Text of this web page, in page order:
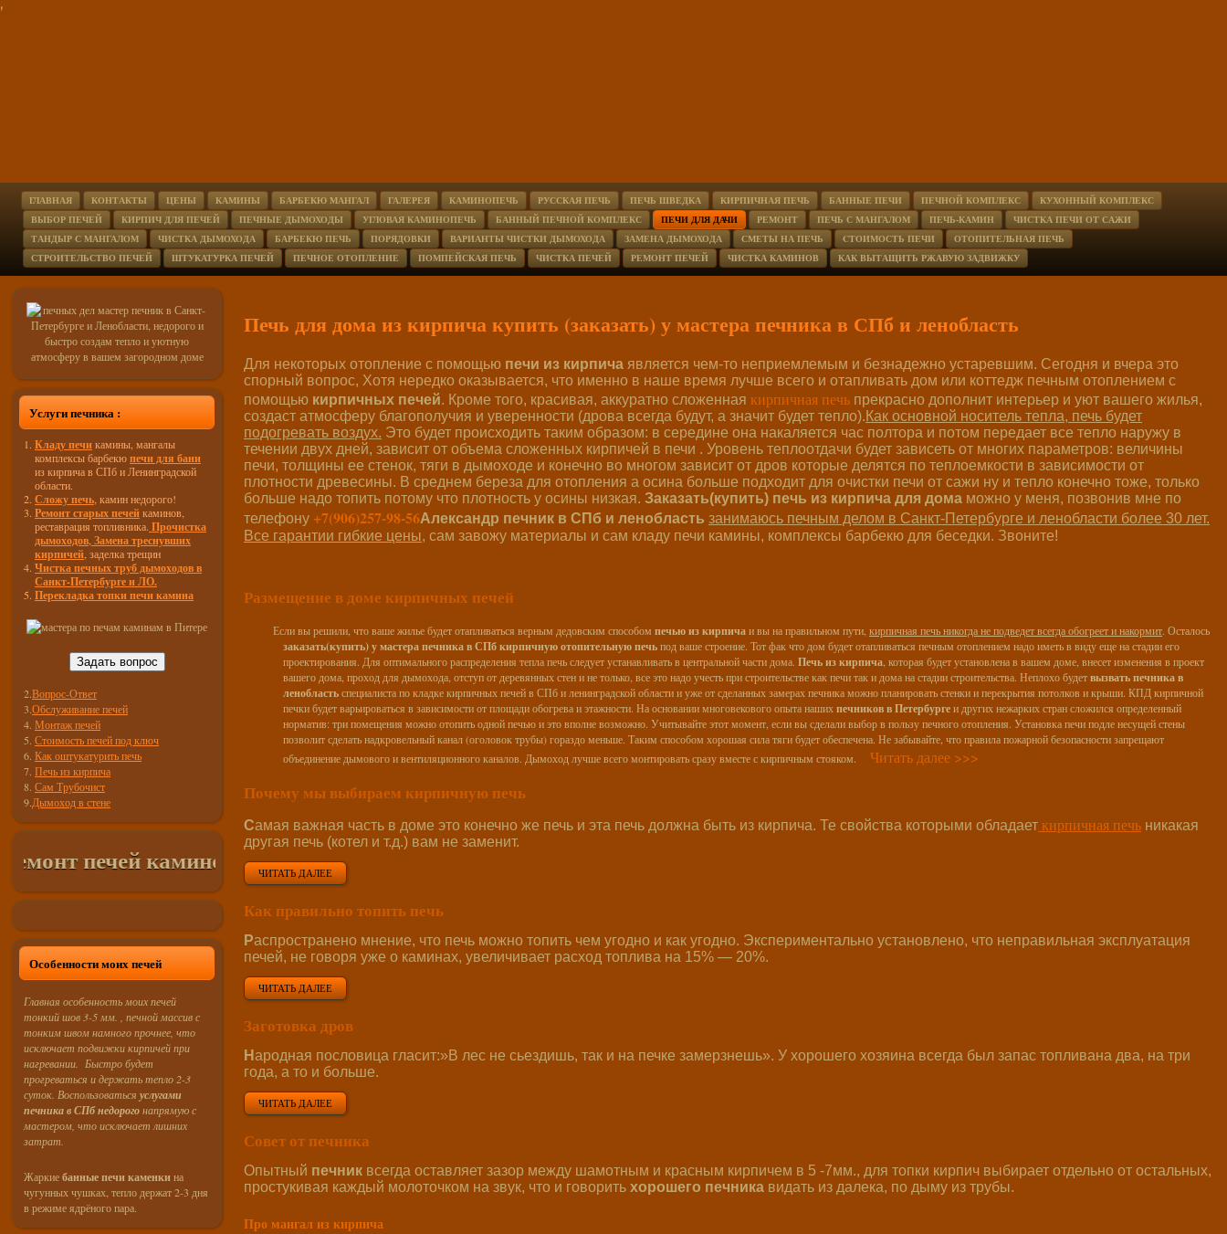
'
ГЛАВНАЯ КОНТАКТЫ ЦЕНЫ КАМИНЫ БАРБЕКЮ МАНГАЛ ГАЛЕРЕЯ КАМИНОПЕЧЬ РУССКАЯ ПЕЧЬ ПЕЧЬ ШВЕДКА КИРПИЧНАЯ ПЕЧЬ БАННЫЕ ПЕЧИ ПЕЧНОЙ КОМПЛЕКС
КУХОННЫЙ КОМПЛЕКС
ВЫБОР ПЕЧЕЙ
КИРПИЧ ДЛЯ ПЕЧЕЙ ПЕЧНЫЕ ДЫМОХОДЫ УГЛОВАЯ КАМИНОПЕЧЬ БАННЫЙ ПЕЧНОЙ КОМПЛЕКС ПЕЧИ ДЛЯ ДАЧИ РЕМОНТ ПЕЧЬ С МАНГАЛОМ ПЕЧЬ-КАМИН
ЧИСТКА ПЕЧИ ОТ САЖИ
ТАНДЫР С МАНГАЛОМ
ЧИСТКА ДЫМОХОДА БАРБЕКЮ ПЕЧЬ ПОРЯДОВКИ ВАРИАНТЫ ЧИСТКИ ДЫМОХОДА ЗАМЕНА ДЫМОХОДА СМЕТЫ НА ПЕЧЬ CТОИМОСТЬ ПЕЧИ
ОТОПИТЕЛЬНАЯ ПЕЧЬ
СТРОИТЕЛЬСТВО ПЕЧЕЙ
ШТУКАТУРКА ПЕЧЕЙ ПЕЧНОЕ ОТОПЛЕНИЕ ПОМПЕЙСКАЯ ПЕЧЬ ЧИСТКА ПЕЧЕЙ РЕМОНТ ПЕЧЕЙ ЧИСТКА КАМИНОВ КАК ВЫТАЩИТЬ РЖАВУЮ ЗАДВИЖКУ
Услуги печника :
Кладу печикамины, мангалы
комплексы барбекюпечи для бани
из кирпича в СПб и Ленинградской
области.
Сложу печь , камин недорого!
Ремонт старых печейкаминов,
реставрация топливника. Прочистка
дымоходов Замена треснувших
кирпичей , заделка трещин
Чистка печных труб дымоходов в
Санкт-Петербурге и ЛО.
Перекладка топки печи камина
Задать вопрос
2.Вопрос-Ответ
3.Обслуживание печей
4. Монтаж печей
5. Стоимость печей под ключ
6. Как оштукатурить печь
7. Печь из кирпича
8. Сам Трубочист
9.Дымоход в стене
печей каминов в СПб и Лен. Области
Особенности моих печей
Главная особенность моих печей
тонкий шов 3-5 мм. , печной массив с
тонким швом намного прочнее, что
исключает подвижки кирпичей при
нагревании. Быстро будет
прогреваться и держать тепло 2-3
суток. Воспользоваться услугами
печника в СПб недорогонапрямую с
мастером, что исключает лишних
затрат.
Жаркиебанные печи каменкина
чугунных чушках, тепло держат 2-3 дня
в режиме ядрёного пара.
Печь для дома из кирпича купить (заказать) у мастера печника в СПб и ленобласть
Для некоторых отопление с помощью печи из кирпича является чем-то неприемлемым и безнадежно устаревшим. Сегодня и вчера это
спорный вопрос, Хотя нередко оказывается, что именно в наше время лучше всего и отапливать дом или коттедж печным отоплением с
помощью кирпичных печей. Кроме того, красивая, аккуратно сложенная кирпичная печь прекрасно дополнит интерьер и уют вашего жилья,
создаст атмосферу благополучия и уверенности (дрова всегда будут, а значит будет тепло). Как основной носитель тепла, печь будет
подогревать воздух. Это будет происходить таким образом: в середине она накаляется час полтора и потом передает все тепло наружу в
течении двух дней, зависит от объема сложенных кирпичей в печи . Уровень теплоотдачи будет зависеть от многих параметров: величины
печи, толщины ее стенок, тяги в дымоходе и конечно во многом зависит от дров которые делятся по теплоемкости в зависимости от
плотности древесины. В среднем береза для отопления а осина больше подходит для очистки печи от сажи ну и тепло конечно тоже, только
больше надо топить потому что плотность у осины низкая. Заказать(купить) печь из кирпича для дома можно у меня, позвонив мне по
телефону +7(906)257-98-56Александр печник в СПб и ленобласть занимаюсь печным делом в Санкт-Петербурге и ленобласти более 30 лет.
Все гарантии гибкие цены, сам завожу материалы и сам кладу печи камины, комплексы барбекю для беседки. Звоните!
Размещение в доме кирпичных печей
Если вы решили, что ваше жилье будет отапливаться верным дедовским способом печью из кирпичаи вы на правильном пути, кирпичная печь никогда не подведет всегда обогреет и накормит. Осталось
заказать(купить) у мастера печника в СПб кирпичную отопительную печьпод ваше строение. Тот фак что дом будет отапливаться печным отоплением надо иметь в виду еще на стадии его
проектирования. Для оптимального распределения тепла печь следует устанавливать в центральной части дома. Печь из кирпича , которая будет установлена в вашем доме, внесет изменения в проект
вашего дома, проход для дымохода, отступ от деревянных стен и не только, все это надо учесть при строительстве как печи так и дома на стадии строительства. Неплохо будетвызвать печника в
ленобластьспециалиста по кладке кирпичных печей в СПб и ленинградской области и уже от сделанных замерах печника можно планировать стенки и перекрытия потолков и крыши. КПД кирпичной
печки будет варьироваться в зависимости от площади обогрева и этажности. На основании многовекового опыта нашихпечников в Петербургеи других нежарких стран сложился определенный
норматив: три помещения можно отопить одной печью и это вполне возможно. Учитывайте этот момент, если вы сделали выбор в пользу печного отопления. Установка печи подле несущей стены
позволит сделать надкровельный канал (оголовок трубы) гораздо меньше. Таким способом хорошая сила тяги будет обеспечена. Не забывайте, что правила пожарной безопасности запрещают
объединение дымового и вентиляционного каналов. Дымоход лучше всего монтировать сразу вместе с кирпичным стояком.
Читать далее >>>
Почему мы выбираем кирпичную печь
Самая важная часть в доме это конечно же печь и эта печь должна быть из кирпича. Те свойства которыми обладает кирпичная печь никакая
другая печь (котел и т.д.) вам не заменит.
ЧИТАТЬ ДАЛЕЕ
Как правильно топить печь
Распространено мнение, что печь можно топить чем угодно и как угодно. Экспериментально установлено, что неправильная эксплуатация
печей, не говоря уже о каминах, увеличивает расход топлива на 15% — 20%.
ЧИТАТЬ ДАЛЕЕ
Заготовка дров
Н ародная пословица гласит:»В лес не сьездишь, так и на печке замерзнешь». У хорошего хозяина всегда был запас топливана два, на три
года, а то и больше.
ЧИТАТЬ ДАЛЕЕ
Совет от печника
Опытный печник всегда оставляет зазор между шамотным и красным кирпичем в 5 -7мм., для топки кирпич выбирает отдельно от остальных,
простукивая каждый молоточком на звук, что и говорить хорошего печника видать из далека, по дыму из трубы.
Про мангал из кирпича